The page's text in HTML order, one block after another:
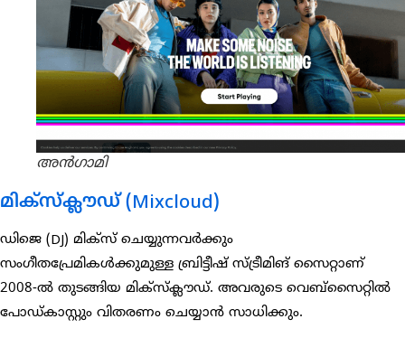
അൻഗാമി
മിക്സ്ക്ലൗഡ് (Mixcloud)
ഡിജെ (DJ) മിക്സ് ചെയ്യുന്നവർക്കും
സംഗീതപ്രേമികൾക്കുമുള്ള ബ്രിട്ടീഷ് സ്ട്രീമിങ് സൈറ്റാണ്
2008-ൽ തുടങ്ങിയ മിക്സ്ക്ലൗഡ്. അവരുടെ വെബ്സൈറ്റിൽ
പോഡ്കാസ്റ്റും വിതരണം ചെയ്യാൻ സാധിക്കും.